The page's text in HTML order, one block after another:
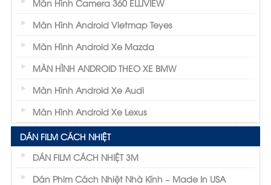
Màn Hình Camera 360 ELLIVIEW
Màn Hình Android Vietmap Teyes
Màn Hình Android Xe Mazda
MÀN HÌNH ANDROID THEO XE BMW
Màn Hình Android Xe Audi
Màn Hình Android Xe Lexus
DÁN FILM CÁCH NHIỆT
DÁN FILM CÁCH NHIỆT 3M
Dán Phim Cách Nhiệt Nhà Kính – Made In USA